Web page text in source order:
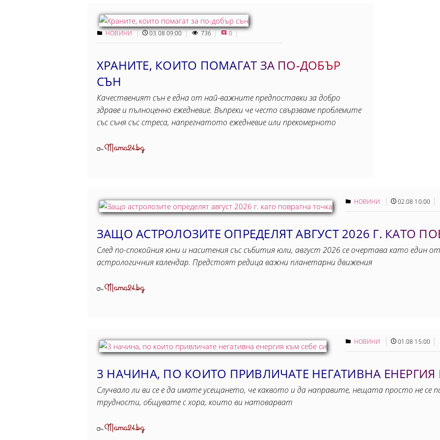
НОВИНИ 03.08 09:00 736 0
ХРАНИТЕ, КОИТО ПОМАГАТ ЗА ПО-ДОБЪР
СЪН
Качественият сън е една от най-важните предпоставки за добро
здраве и пълноценно ежедневие. Въпреки че често свързваме проблемите
със съня със стреса, напрегнатото ежедневие или прекомерното
ОтMama24.bg
НОВИНИ 02.08 10:00
ЗАЩО АСТРОЛОЗИТЕ ОПРЕДЕЛЯТ АВГУСТ 2026 Г. КАТО
След по-спокойния юни и наситения със събития юли, август 2026 се очертава като един
астрологичния календар. Предстоят редица важни планетарни движения
ОтMama24.bg
НОВИНИ 01.08 15:00
3 НАЧИНА, ПО КОИТО ПРИВЛИЧАТЕ НЕГАТИВНА ЕНЕРГИЯ
Случвало ли ви се е да имате усещането, че каквото и да направите, нещата просто не се
трудности, общувате с хора, които ви натоварват
ОтMama24.bg